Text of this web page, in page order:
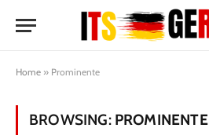
Home » Prominente
BROWSING: PROMINENTE